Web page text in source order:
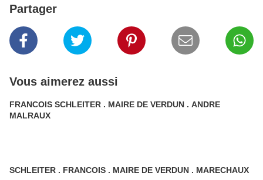
Partager
Vous aimerez aussi
FRANCOIS SCHLEITER . MAIRE DE VERDUN . ANDRE
MALRAUX
SCHLEITER . FRANCOIS . MAIRE DE VERDUN . MARECHAUX